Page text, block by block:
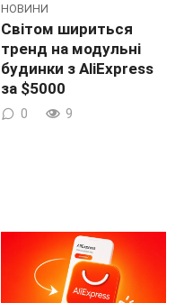
НОВИНИ
Світом шириться
тренд на модульні
будинки з AliExpress
за $5000
0 9